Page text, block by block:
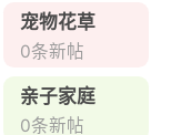
宠物花草
0条新帖
亲子家庭
0条新帖